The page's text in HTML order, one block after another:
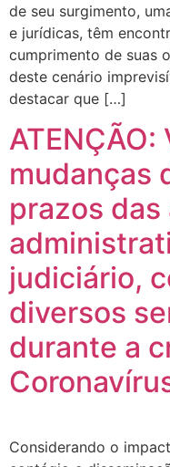
de seu surgimento,
e jurídicas, têm
cumprimento de suas
deste cenário
destacar que […]
ATENÇÃO:
mudanças
prazos
judiciário,
diversos
durante a
Considerando o